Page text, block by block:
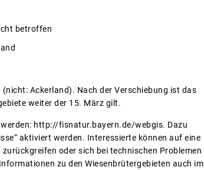
betroffen
Ackerland). Nach der Verschiebung ist das
weiter der 15. März gilt.
http://fisnatur.bayern.de/webgis. Dazu
aktiviert werden. Interessierte können auf eine
oder sich bei technischen Problemen
zu den Wiesenbrütergebieten auch im